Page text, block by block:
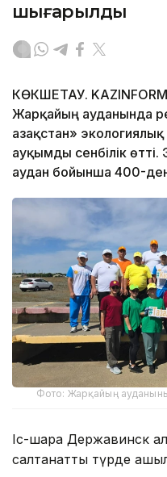
шығарылды
КӨКШЕТАУ.
Жарқайың ауданында
Қазақстан»
ауқымды сенбілік
аудан бойынша 400-
Фото: Жарқайың ауданының
Іс-шара Державинск
салтанатты түрде